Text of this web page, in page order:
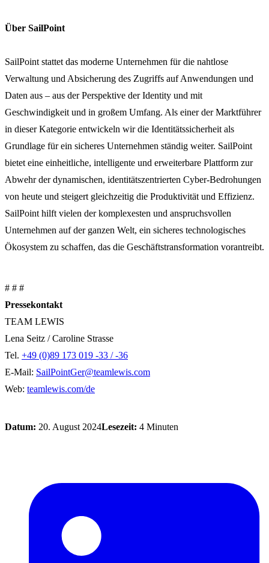
Über SailPoint
SailPoint stattet das moderne Unternehmen für die nahtlose
Verwaltung und Absicherung des Zugriffs auf Anwendungen und
Daten aus – aus der Perspektive der Identity und mit
Geschwindigkeit und in großem Umfang. Als einer der Marktführer
in dieser Kategorie entwickeln wir die Identitätssicherheit als
Grundlage für ein sicheres Unternehmen ständig weiter. SailPoint
bietet eine einheitliche, intelligente und erweiterbare Plattform zur
Abwehr der dynamischen, identitätszentrierten Cyber-Bedrohungen
von heute und steigert gleichzeitig die Produktivität und Effizienz.
SailPoint hilft vielen der komplexesten und anspruchsvollen
Unternehmen auf der ganzen Welt, ein sicheres technologisches
Ökosystem zu schaffen, das die Geschäftstransformation vorantreibt.
# # #
Pressekontakt
TEAM LEWIS
Lena Seitz / Caroline Strasse
Tel. +49 (0)89 173 019 -33 / -36
E-Mail: SailPointGer@teamlewis.com
Web: teamlewis.com/de
Datum: 20. August 2024Lesezeit: 4 Minuten